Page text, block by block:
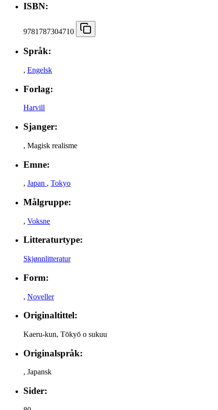
ISBN:
9781787304710
Språk:
, Engelsk
Forlag:
Harvill
Sjanger:
, Magisk realisme
Emne:
, Japan , Tokyo
Målgruppe:
, Voksne
Litteraturtype:
Skjønnlitteratur
Form:
, Noveller
Originaltittel:
Kaeru-kun, Tōkyō o sukuu
Originalspråk:
, Japansk
Sider: